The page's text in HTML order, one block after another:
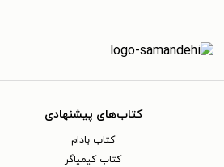
کتاب‌های پیشنهادی
کتاب بادام
کتاب کیمیاگر